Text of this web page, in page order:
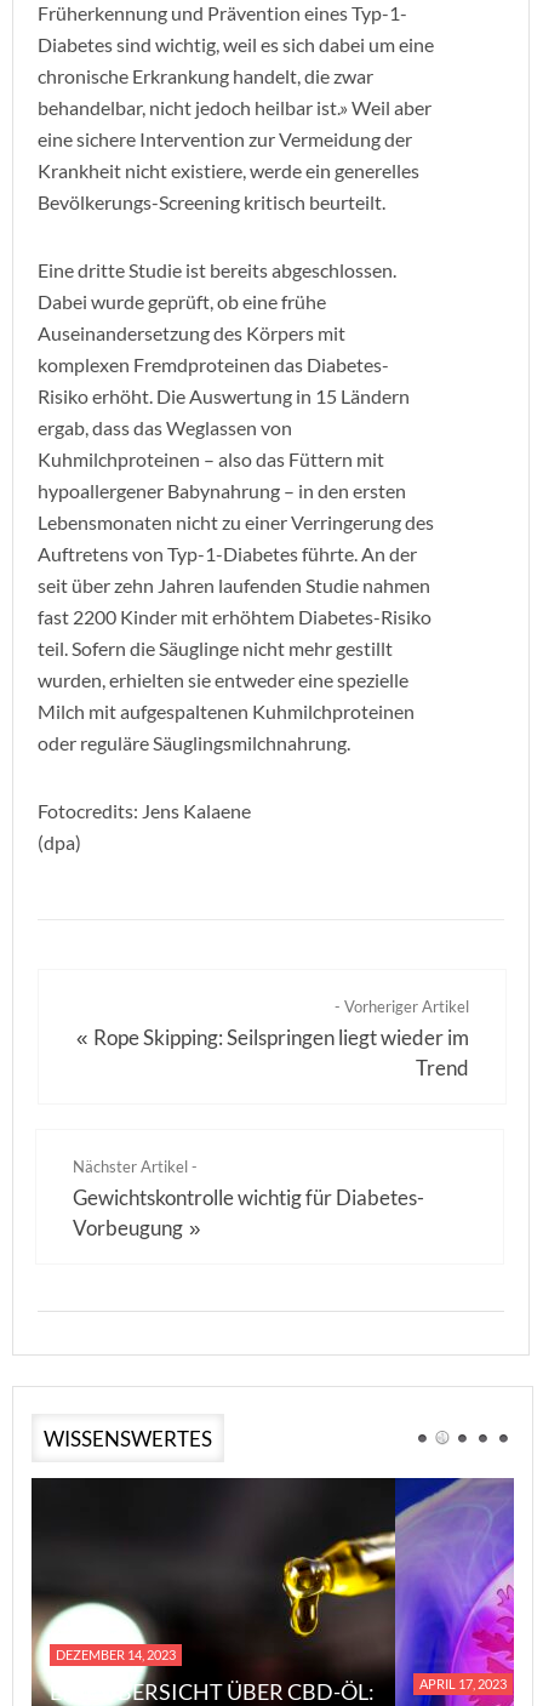
Früherkennung und Prävention eines Typ-1-
Diabetes sind wichtig, weil es sich dabei um eine
chronische Erkrankung handelt, die zwar
behandelbar, nicht jedoch heilbar ist.» Weil aber
eine sichere Intervention zur Vermeidung der
Krankheit nicht existiere, werde ein generelles
Bevölkerungs-Screening kritisch beurteilt.
Eine dritte Studie ist bereits abgeschlossen.
Dabei wurde geprüft, ob eine frühe
Auseinandersetzung des Körpers mit
komplexen Fremdproteinen das Diabetes-
Risiko erhöht. Die Auswertung in 15 Ländern
ergab, dass das Weglassen von
Kuhmilchproteinen – also das Füttern mit
hypoallergener Babynahrung – in den ersten
Lebensmonaten nicht zu einer Verringerung des
Auftretens von Typ-1-Diabetes führte. An der
seit über zehn Jahren laufenden Studie nahmen
fast 2200 Kinder mit erhöhtem Diabetes-Risiko
teil. Sofern die Säuglinge nicht mehr gestillt
wurden, erhielten sie entweder eine spezielle
Milch mit aufgespaltenen Kuhmilchproteinen
oder reguläre Säuglingsmilchnahrung.
Fotocredits: Jens Kalaene
(dpa)
- Vorheriger Artikel
« Rope Skipping: Seilspringen liegt wieder im
Trend
Nächster Artikel -
Gewichtskontrolle wichtig für Diabetes-
Vorbeugung »
WISSENSWERTES
DEZEMBER 14, 2023
EINE ÜBERSICHT ÜBER CBD-ÖL:
APRIL 17, 2023